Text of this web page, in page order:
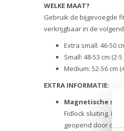
WELKE MAAT?
Gebruik de bijgevoegde
verkrijgbaar in de
Extra small: 46-50
Small: 48-53 cm (2-
Medium: 52-56 cm
EXTRA INFORMATIE:
Magnetische
Fidlock sluiting. De
geopend door de